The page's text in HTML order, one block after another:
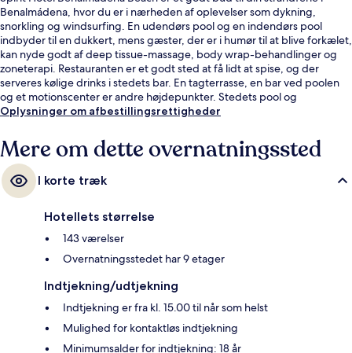
Benalmádena, hvor du er i nærheden af oplevelser som dykning,
snorkling og windsurfing. En udendørs pool og en indendørs pool
indbyder til en dukkert, mens gæster, der er i humør til at blive forkælet,
kan nyde godt af deep tissue-massage, body wrap-behandlinger og
zoneterapi. Restauranten er et godt sted at få lidt at spise, og der
serveres kølige drinks i stedets bar. En tagterrasse, en bar ved poolen
og et motionscenter er andre højdepunkter. Stedets pool og
hjælpsomme personale får rigtig gode bedømmelser fra rejsende.
Oplysninger om afbestillingsrettigheder
Mere om dette overnatningssted
I korte træk
Hotellets størrelse
143 værelser
Overnatningsstedet har 9 etager
Indtjekning/udtjekning
Indtjekning er fra kl. 15.00 til når som helst
Mulighed for kontaktløs indtjekning
Minimumsalder for indtjekning: 18 år